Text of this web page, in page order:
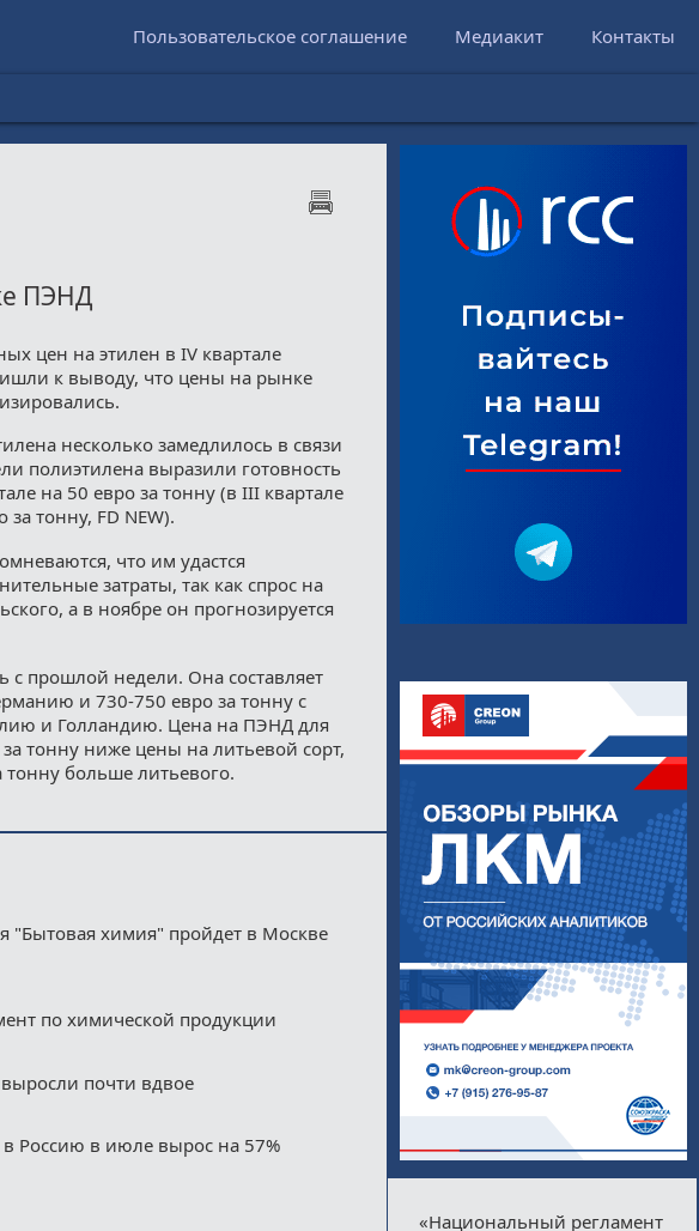
Пользовательское соглашение Медиакит Контакты
ПЭНД
цен на этилен в IV квартале
к выводу, что цены на рынке
несколько замедлилось в связи
полиэтилена выразили готовность
на 50 евро за тонну (в III квартале
за тонну, FD NEW).
что им удастся
затраты, так как спрос на
а в ноябре он прогнозируется
прошлой недели. Она составляет
и 730-750 евро за тонну с
и Голландию. Цена на ПЭНД для
тонну ниже цены на литьевой сорт,
больше литьевого.
"Бытовая химия" пройдет в Москве
по химической продукции
почти вдвое
Россию в июле вырос на 57%
«Национальный регламент